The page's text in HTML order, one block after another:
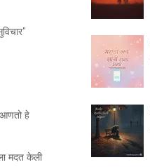
हे
मदत केली